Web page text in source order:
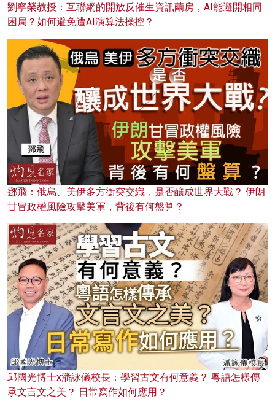
劉寧榮教授：互聯網的開放反催生資訊繭房，AI能避開相同
困局？如何避免遭AI演算法操控？
鄧飛：俄烏、美伊多方衝突交織，是否釀成世界大戰？ 伊朗
甘冒政權風險攻擊美軍，背後有何盤算？
邱國光博士x潘詠儀校長：學習古文有何意義？ 粵語怎樣傳
承文言文之美？ 日常寫作如何應用？